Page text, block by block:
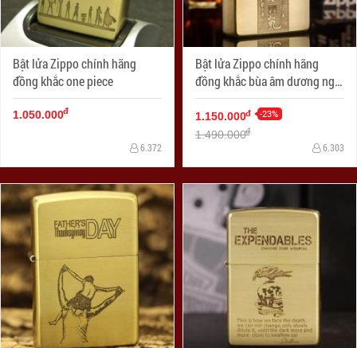
Bật lửa Zippo chính hãng
đồng khắc one piece
1.050.000đ
6.372
Bật lửa Zippo chính hãng
đồng khắc bùa âm dương ngũ
hành
1.150.000đ -23%
1.490.000đ
6.303